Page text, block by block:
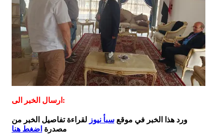
ارسال الخبر الى:
ورد هذا الخبر في موقع سبأ نيوز لقراءة تفاصيل الخبر من
مصدرة اضغط هنا